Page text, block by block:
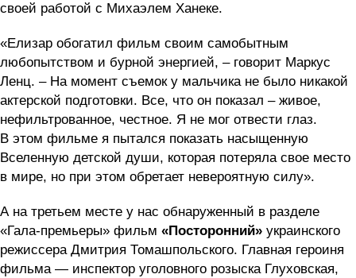
своей работой с Михаэлем Ханеке.
«Елизар обогатил фильм своим самобытным
любопытством и бурной энергией, – говорит Маркус
Ленц. – На момент съемок у мальчика не было никакой
актерской подготовки. Все, что он показал – живое,
нефильтрованное, честное. Я не мог отвести глаз.
В этом фильме я пытался показать насыщенную
Вселенную детской души, которая потеряла свое место
в мире, но при этом обретает невероятную силу».
А на третьем месте у нас обнаруженный в разделе
«Гала-премьеры» фильм «Посторонний» украинского
режиссера Дмитрия Томашпольского. Главная героиня
фильма — инспектор уголовного розыска Глуховская,